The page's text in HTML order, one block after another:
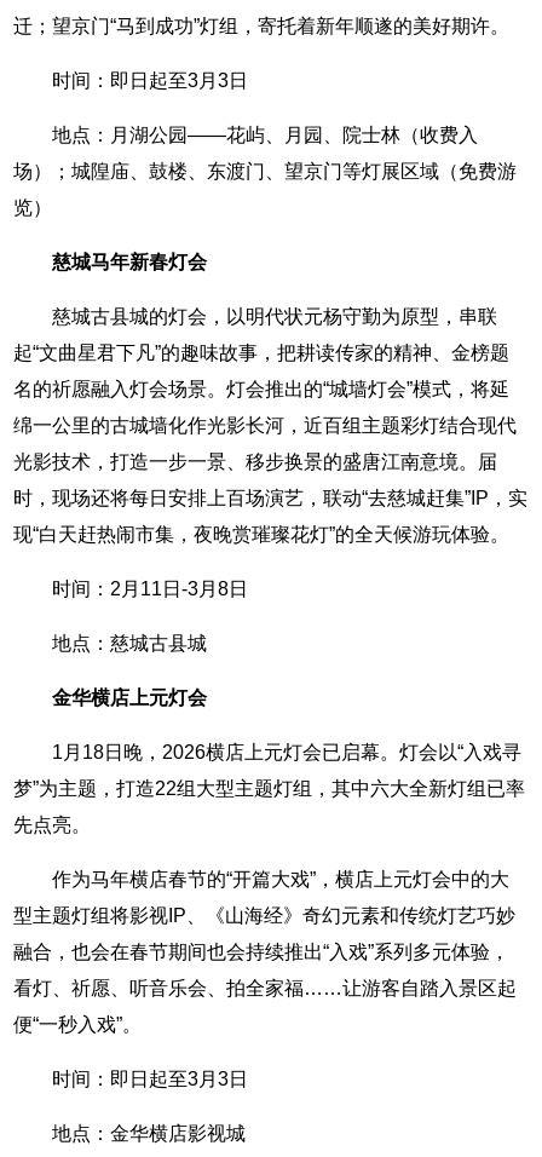
迁；望京门“马到成功”灯组，寄托着新年顺遂的美好期许。
时间：即日起至3月3日
地点：月湖公园——花屿、月园、院士林（收费入
场）；城隍庙、鼓楼、东渡门、望京门等灯展区域（免费游
览）
慈城马年新春灯会
慈城古县城的灯会，以明代状元杨守勤为原型，串联
起“文曲星君下凡”的趣味故事，把耕读传家的精神、金榜题
名的祈愿融入灯会场景。灯会推出的“城墙灯会”模式，将延
绵一公里的古城墙化作光影长河，近百组主题彩灯结合现代
光影技术，打造一步一景、移步换景的盛唐江南意境。届
时，现场还将每日安排上百场演艺，联动“去慈城赶集”IP，实
现“白天赶热闹市集，夜晚赏璀璨花灯”的全天候游玩体验。
时间：2月11日-3月8日
地点：慈城古县城
金华横店上元灯会
1月18日晚，2026横店上元灯会已启幕。灯会以“入戏寻
梦”为主题，打造22组大型主题灯组，其中六大全新灯组已率
先点亮。
作为马年横店春节的“开篇大戏”，横店上元灯会中的大
型主题灯组将影视IP、《山海经》奇幻元素和传统灯艺巧妙
融合，也会在春节期间也会持续推出“入戏”系列多元体验，
看灯、祈愿、听音乐会、拍全家福……让游客自踏入景区起
便“一秒入戏”。
时间：即日起至3月3日
地点：金华横店影视城